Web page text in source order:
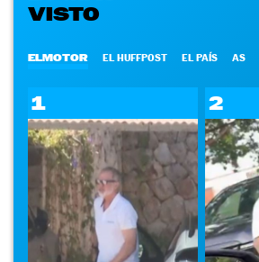
VISTO
ELMOTOR EL HUFFPOST EL PAÍS AS
1 2